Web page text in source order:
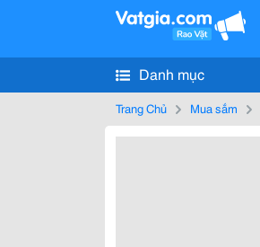
Danh mục
Trang Chủ Mua sắm